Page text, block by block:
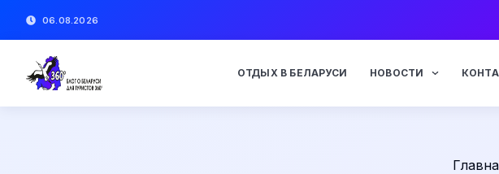
06.08.2026
ОТДЫХ В БЕЛАРУСИ НОВОСТИ